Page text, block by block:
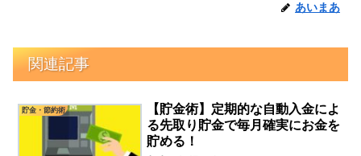
あいまあ
関連記事
貯金・節約術
【貯金術】定期的な自動入金によ
る先取り貯金で毎月確実にお金を
貯める！